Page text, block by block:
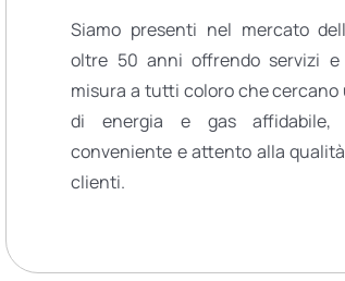
Siamo presenti nel mercato
oltre 50 anni offrendo servizi
misura a tutti coloro che
di energia e gas affidabile,
conveniente e attento alla
clienti.